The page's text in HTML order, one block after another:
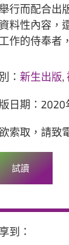
行而配合出
料性內容，
作的侍奉者
： 新生出版,
日期：2020
索取，請致
試讀
到：